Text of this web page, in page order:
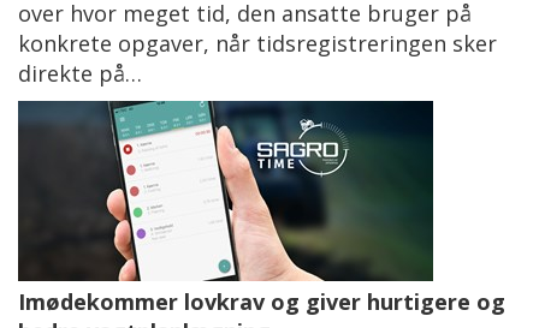
over hvor meget tid, den ansatte bruger på
konkrete opgaver, når tidsregistreringen sker
direkte på…
Imødekommer lovkrav og giver hurtigere og